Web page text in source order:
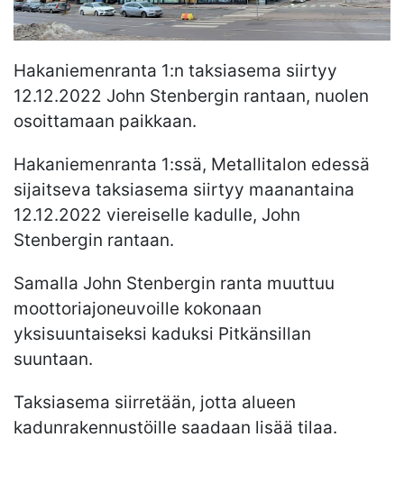
Hakaniemenranta 1:n taksiasema siirtyy
12.12.2022 John Stenbergin rantaan, nuolen
osoittamaan paikkaan.
Hakaniemenranta 1:ssä, Metallitalon edessä
sijaitseva taksiasema siirtyy maanantaina
12.12.2022 viereiselle kadulle, John
Stenbergin rantaan.
Samalla John Stenbergin ranta muuttuu
moottoriajoneuvoille kokonaan
yksisuuntaiseksi kaduksi Pitkänsillan
suuntaan.
Taksiasema siirretään, jotta alueen
kadunrakennustöille saadaan lisää tilaa.